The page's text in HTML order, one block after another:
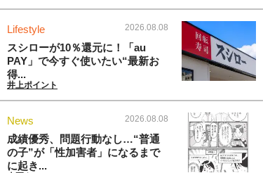
Lifestyle 2026.08.08
スシローが10％還元に！「au
PAY」で今すぐ使いたい“最新お
得...
井上ポイント
News 2026.08.08
成績優秀、問題行動なし…“普通
の子”が「性加害者」になるまで
に起き...